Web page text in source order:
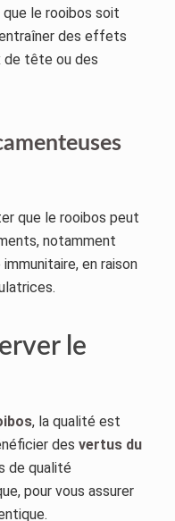
le rooibos soit
des effets
de tête ou des
que le rooibos peut
notamment
en raison
le
, la qualité est
des vertus du
de qualité
pour vous assurer